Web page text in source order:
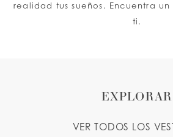
realidad tus sueños. Encuentra
ti.
EXPLORAR
VER TODOS LOS